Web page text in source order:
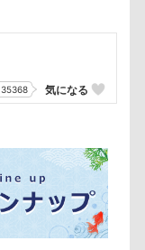
35368 気になる